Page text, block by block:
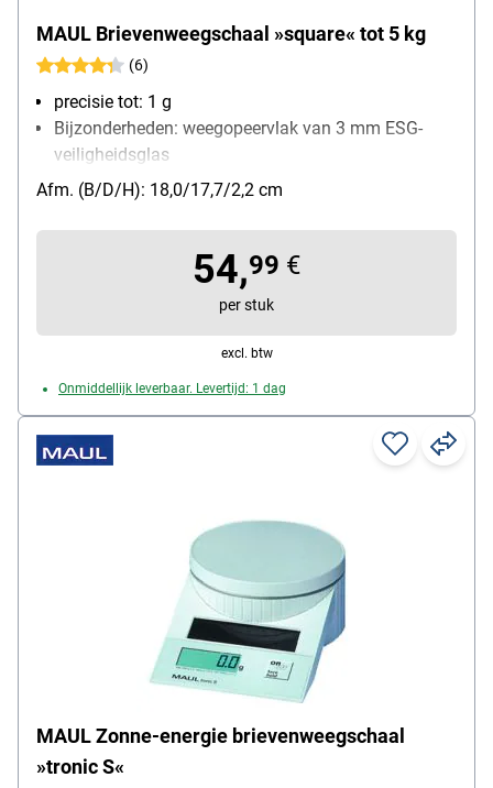
MAUL Brievenweegschaal »square« tot 5 kg
(6)
precisie tot: 1 g
Bijzonderheden: weegopeervlak van 3 mm ESG-
veiligheidsglas
Draagvermogen: 5 kg
Functies: Automatische uitschakeling, tarra functie,
gebruikerscalibratie
soort batterij: 3 V Lithium-batterij (CR2032)
Afm. (B/D/H): 18,0/17,7/2,2 cm
54,99 €
per stuk
excl. btw
Onmiddellijk leverbaar. Levertijd: 1 dag
MAUL Zonne-energie brievenweegschaal
»tronic S«